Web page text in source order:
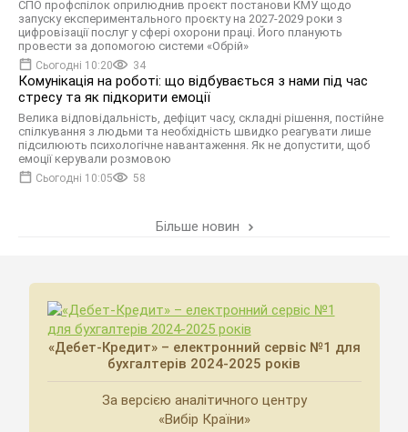
СПО профспілок оприлюднив проєкт постанови КМУ щодо
запуску експериментального проєкту на 2027-2029 роки з
цифровізації послуг у сфері охорони праці. Його планують
провести за допомогою системи «Обрій»
Сьогодні 10:20 34
Комунікація на роботі: що відбувається з нами під час
стресу та як підкорити емоції
Велика відповідальність, дефіцит часу, складні рішення, постійне
спілкування з людьми та необхідність швидко реагувати лише
підсилюють психологічне навантаження. Як не допустити, щоб
емоції керували розмовою
Сьогодні 10:05 58
Більше новин
«Дебет-Кредит» – електронний сервіс №1 для
бухгалтерів 2024-2025 років
За версією аналітичного центру
«Вибір Країни»